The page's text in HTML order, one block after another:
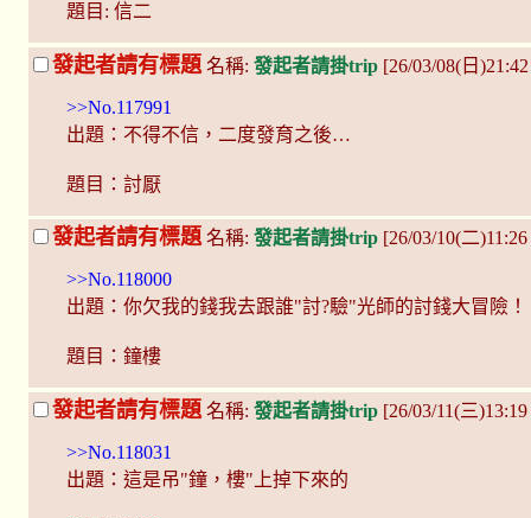
題目: 信二
發起者請有標題 名稱: 發起者請掛trip [26/03/08(日
>>No.117991
出題：不得不信，二度發育之後…
題目：討厭
發起者請有標題名稱: 發起者請掛trip [26/03/10(二
>>No.118000
出題：你欠我的錢我去跟誰"討?驗"光師的討錢大冒險！
題目：鐘樓
發起者請有標題 名稱: 發起者請掛trip [26/03/11(三
>>No.118031
出題：這是吊"鐘，樓"上掉下來的